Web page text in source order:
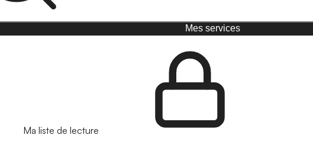
Mes services
Ma liste de lecture